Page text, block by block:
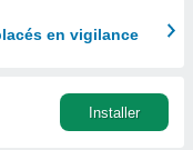
en vigilance
Installer